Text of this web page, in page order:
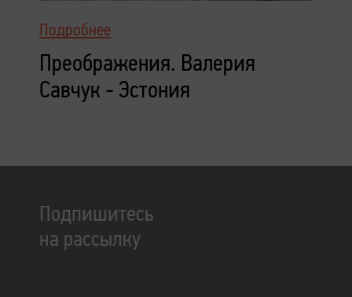
Подробнее
Преображения. Валерия
Савчук - Эстония
Подпишитесь
на рассылку